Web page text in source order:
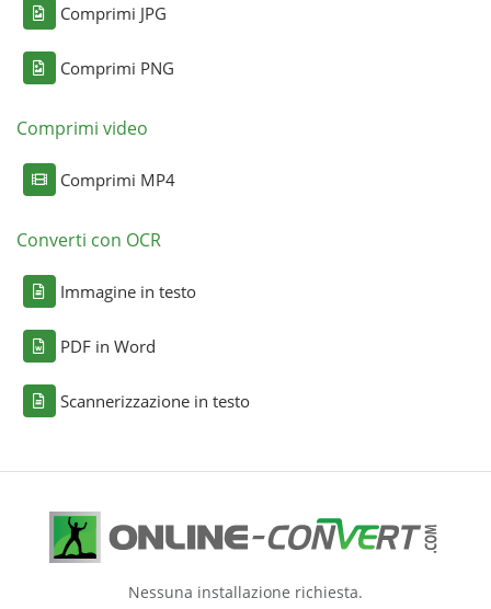
Comprimi JPG
Comprimi PNG
Comprimi video
Comprimi MP4
Converti con OCR
Immagine in testo
PDF in Word
Scannerizzazione in testo
Nessuna installazione richiesta.